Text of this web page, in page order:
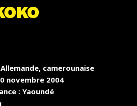
camerounaise
novembre 2004
: Yaoundé